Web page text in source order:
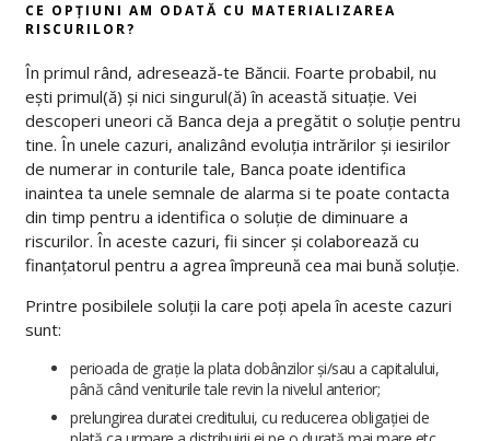
CE OPȚIUNI AM ODATĂ CU MATERIALIZAREA
RISCURILOR?
În primul rând, adresează-te Băncii. Foarte probabil, nu
ești primul(ă) și nici singurul(ă) în această situație. Vei
descoperi uneori că Banca deja a pregătit o soluție pentru
tine. În unele cazuri, analizând evoluția intrărilor și iesirilor
de numerar in conturile tale, Banca poate identifica
inaintea ta unele semnale de alarma si te poate contacta
din timp pentru a identifica o soluție de diminuare a
riscurilor. În aceste cazuri, fii sincer și colaborează cu
finanțatorul pentru a agrea împreună cea mai bună soluție.
Printre posibilele soluții la care poți apela în aceste cazuri
sunt:
perioada de grație la plata dobânzilor și/sau a capitalului,
până când veniturile tale revin la nivelul anterior;
prelungirea duratei creditului, cu reducerea obligației de